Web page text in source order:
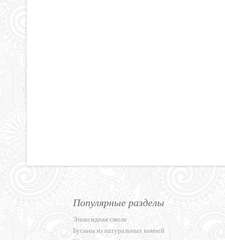
Популярные разделы
Эпоксидная смола
Бусины из натуральных камней